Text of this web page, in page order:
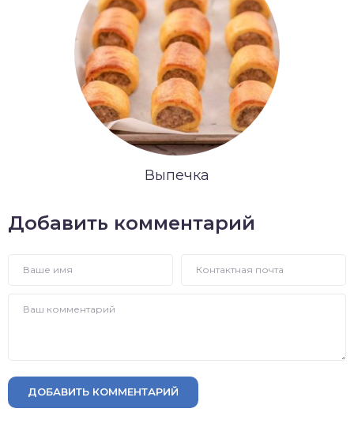
Выпечка
Добавить комментарий
ДОБАВИТЬ КОММЕНТАРИЙ